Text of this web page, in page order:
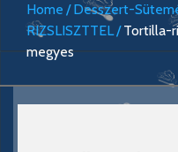
Home Desszert-
RIZSLISZTTEL
Tortilla-
megyes